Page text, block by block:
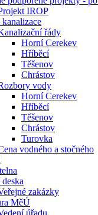
IROP
kanalizace
řády
Horní Cerekev
Hříběcí
Těšenov
Chrástov
vody
Horní Cerekev
Hříběcí
Těšenov
Chrástov
Turovka
vodného a stočného
zakázky
MěÚ
úřadu